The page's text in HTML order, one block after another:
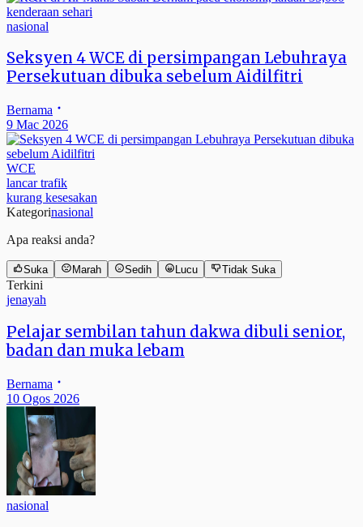
nasional
Seksyen 4 WCE di persimpangan Lebuhraya
Persekutuan dibuka sebelum Aidilfitri
Bernama
9 Mac 2026
WCE
lancar trafik
kurang kesesakan
Kategorinasional
Apa reaksi anda?
Suka Marah Sedih Lucu Tidak Suka
Terkini
jenayah
Pelajar sembilan tahun dakwa dibuli senior,
badan dan muka lebam
Bernama
10 Ogos 2026
nasional